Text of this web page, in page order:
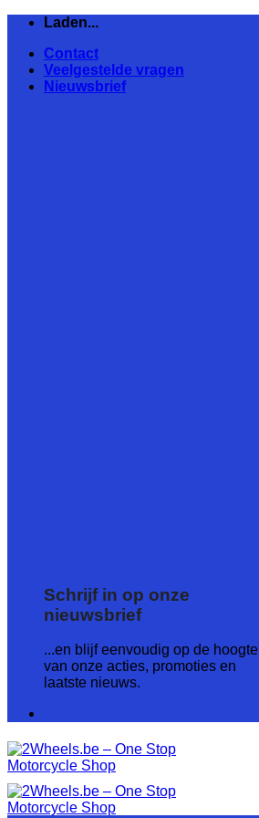
inhoud
Laden...
Contact
Veelgestelde vragen
Nieuwsbrief
Schrijf in op onze
nieuwsbrief
...en blijf eenvoudig op de hoogte
van onze acties, promoties en
laatste nieuws.